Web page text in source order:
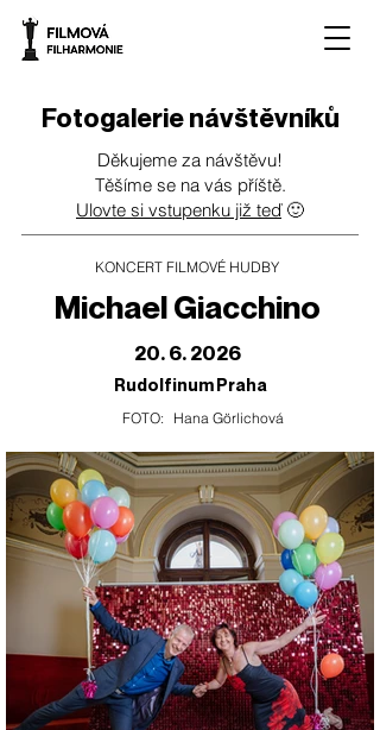
Fotogalerie návštěvníků
Děkujeme za návštěvu!
Těšíme se na vás příště.
Ulovte si vstupenku již teď🙂
KONCERT FILMOVÉ HUDBY
Michael Giacchino
20. 6. 2026
Rudolfinum Praha
FOTO: Hana Görlichová